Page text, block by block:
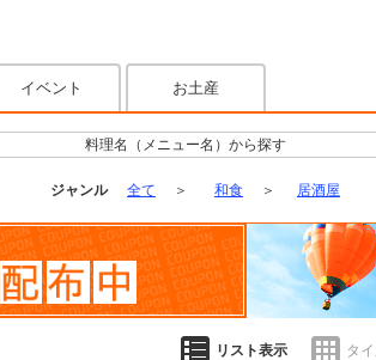
イベント お土産
料理名（メニュー名）から探す
ジャンル 全て ＞ 和食 ＞ 居酒屋
リスト表示 タ